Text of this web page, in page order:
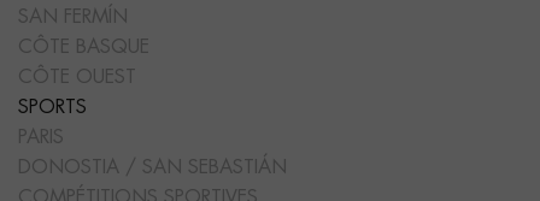
SAN FERMÍN
CÔTE BASQUE
CÔTE OUEST
SPORTS
PARIS
DONOSTIA / SAN SEBASTIÁN